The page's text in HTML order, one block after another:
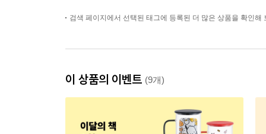
검색 페이지에서 선택된 태그에 등록된 더 많은 상품을 확인해
이 상품의 이벤트 (9개)